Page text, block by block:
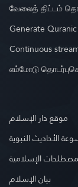
வேலைத் திட்டம்
Generate
Continuous
எம்மோடு
موقع دار الإسلام
الأحاديث النبوية
الإسلامية
بيان الإسلام